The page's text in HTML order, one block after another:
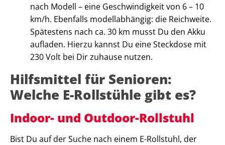
nach Modell – eine Geschwindigkeit von 6 – 10
km/h. Ebenfalls modellabhängig: die Reichweite.
Spätestens nach ca. 30 km musst Du den Akku
aufladen. Hierzu kannst Du eine Steckdose mit
230 Volt bei Dir zuhause nutzen.
Hilfsmittel für Senioren:
Welche E-Rollstühle gibt es?
Indoor- und Outdoor-Rollstuhl
Bist Du auf der Suche nach einem E-Rollstuhl, der